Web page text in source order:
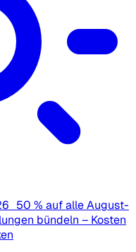
50 % auf alle August-
bündeln – Kosten